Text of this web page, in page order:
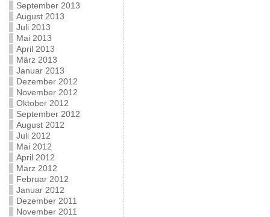
September 2013
August 2013
Juli 2013
Mai 2013
April 2013
März 2013
Januar 2013
Dezember 2012
November 2012
Oktober 2012
September 2012
August 2012
Juli 2012
Mai 2012
April 2012
März 2012
Februar 2012
Januar 2012
Dezember 2011
November 2011